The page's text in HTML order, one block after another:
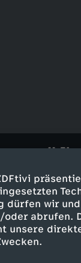
dürfen wir
abrufen.
unsere
aus!!
geht
von
- von
ans